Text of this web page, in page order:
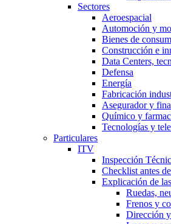
Sectores
Aeroespacial
Automoción y
Bienes de
Construcción e
Data Centers,
Defensa
Energía
Fabricación
Asegurador y
Químico y
Tecnologías y
Particulares
ITV
Inspección
Checklist antes
Explicación de
Ruedas,
Frenos y
Dirección